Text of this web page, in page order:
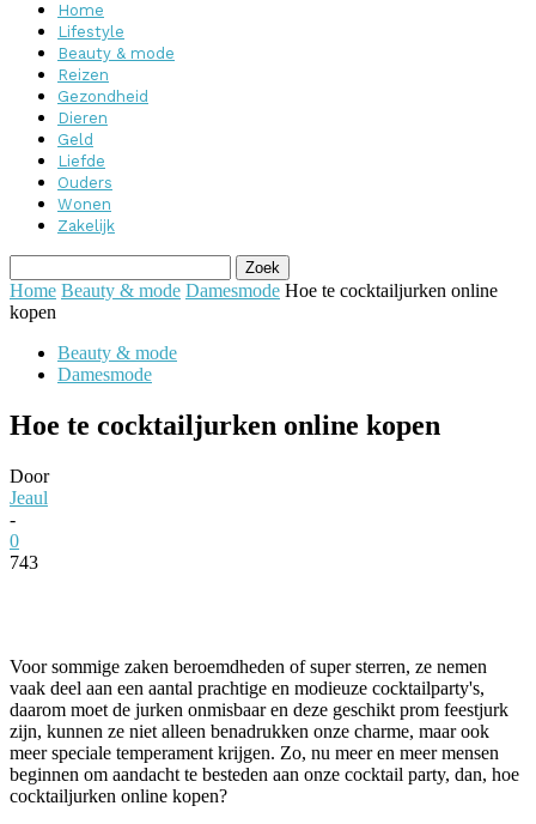
Home
Lifestyle
Beauty & mode
Reizen
Gezondheid
Dieren
Geld
Liefde
Ouders
Wonen
Zakelijk
Home Beauty & mode Damesmode Hoe te cocktailjurken online
kopen
Beauty & mode
Damesmode
Hoe te cocktailjurken online kopen
Door
Jeaul
-
0
743
Voor sommige zaken beroemdheden of super sterren, ze nemen
vaak deel aan een aantal prachtige en modieuze cocktailparty's,
daarom moet de jurken onmisbaar en deze geschikt prom feestjurk
zijn, kunnen ze niet alleen benadrukken onze charme, maar ook
meer speciale temperament krijgen. Zo, nu meer en meer mensen
beginnen om aandacht te besteden aan onze cocktail party, dan, hoe
cocktailjurken online kopen?